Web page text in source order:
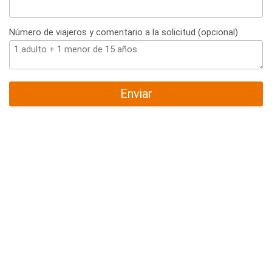
Número de viajeros y comentario a la solicitud (opcional)
Enviar